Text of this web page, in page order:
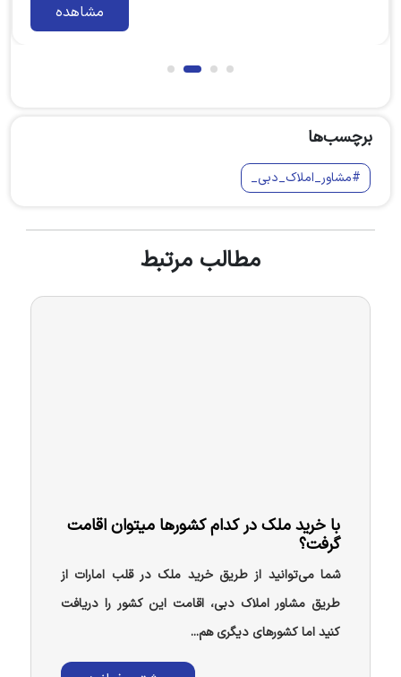
مشاهده
برچسب‌ها
#مشاور_املاک_دبی_
مطالب مرتبط
با خرید ملک در کدام کشورها میتوان اقامت
گرفت؟
شما می‌توانید از طریق خرید ملک در قلب امارات از
طریق مشاور املاک دبی، اقامت این کشور را دریافت
کنید اما کشورهای دیگری هم...